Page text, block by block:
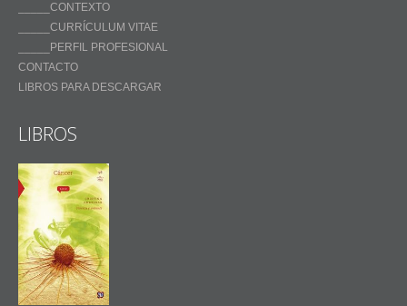
_____CONTEXTO
_____CURRÍCULUM VITAE
_____PERFIL PROFESIONAL
CONTACTO
LIBROS PARA DESCARGAR
LIBROS